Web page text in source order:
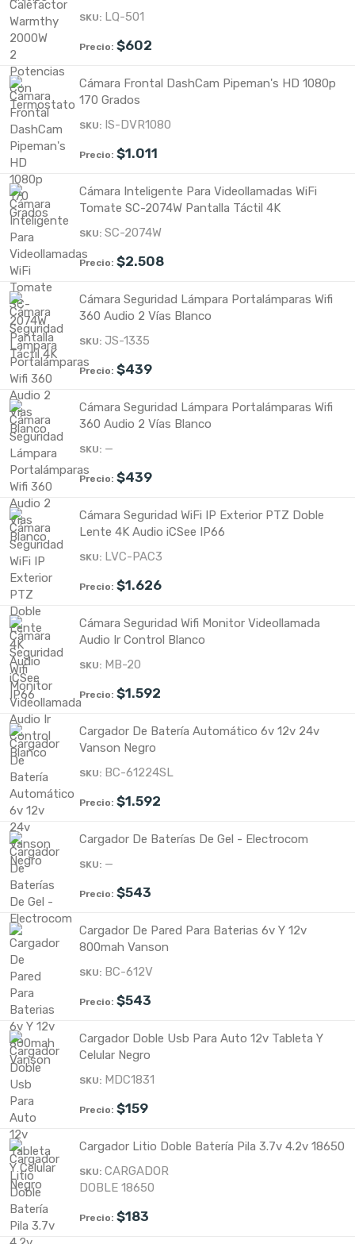
LQ-501
$602
Cámara Frontal DashCam Pipeman's HD 1080p
170 Grados
IS-DVR1080
$1.011
Cámara Inteligente Para Videollamadas WiFi
Tomate SC-2074W Pantalla Táctil 4K
SC-2074W
$2.508
Cámara Seguridad Lámpara Portalámparas Wifi
360 Audio 2 Vías Blanco
JS-1335
$439
Cámara Seguridad Lámpara Portalámparas Wifi
360 Audio 2 Vías Blanco
—
$439
Cámara Seguridad WiFi IP Exterior PTZ Doble
Lente 4K Audio iCSee IP66
LVC-PAC3
$1.626
Cámara Seguridad Wifi Monitor Videollamada
Audio Ir Control Blanco
MB-20
$1.592
Cargador De Batería Automático 6v 12v 24v
Vanson Negro
BC-61224SL
$1.592
Cargador De Baterías De Gel - Electrocom
—
$543
Cargador De Pared Para Baterias 6v Y 12v
800mah Vanson
BC-612V
$543
Cargador Doble Usb Para Auto 12v Tableta Y
Celular Negro
MDC1831
$159
Cargador Litio Doble Batería Pila 3.7v 4.2v 18650
CARGADOR
DOBLE 18650
$183